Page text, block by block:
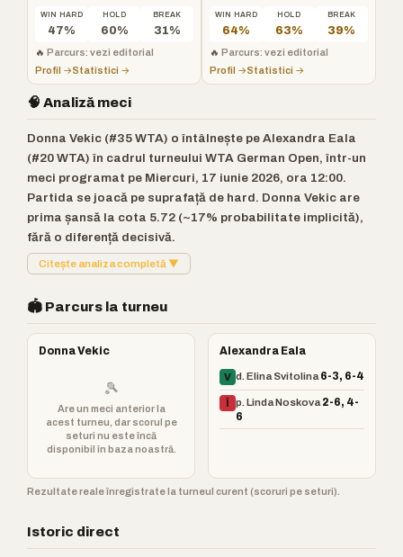
WIN HARD
47%
HOLD
60%
BREAK
31%
🔥 Parcurs: vezi editorial
Profil →Statistici →
WIN HARD
64%
HOLD
63%
BREAK
39%
🔥 Parcurs: vezi editorial
Profil →Statistici →
🧠 Analiză meci
Donna Vekic (#35 WTA) o întâlnește pe Alexandra Eala
(#20 WTA) în cadrul turneului WTA German Open, într-un
meci programat pe Miercuri, 17 iunie 2026, ora 12:00.
Partida se joacă pe suprafață de hard. Donna Vekic are
prima șansă la cota 5.72 (~17% probabilitate implicită),
fără o diferență decisivă.
Citește analiza completă ▼
🏟️ Parcurs la turneu
Donna Vekic
🎾
Are un meci anterior la
acest turneu, dar scorul pe
seturi nu este încă
disponibil în baza noastră.
Alexandra Eala
V d. Elina Svitolina 6-3, 6-4
Î p. Linda Noskova 2-6, 4-
6
Rezultate reale înregistrate la turneul curent (scoruri pe seturi).
Istoric direct